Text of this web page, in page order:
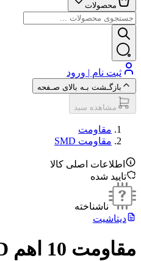
محصولات
ثبت نام | ورود
بازگـشت بـه بالای صـفحه
مشاهده سبد
مقاومت‌
مقاومت SMD
اطلاعات اصلی کالا
تایید شده
ناشناخته
دیتاشیت
مقاومت 10 اهم SMD سایز 0603